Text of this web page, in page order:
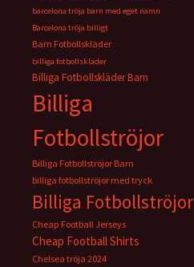
barcelona tröja barn med eget namn
Barcelona tröja billigt
Barn Fotbollskläder
billiga fotbollskläder
Billiga Fotbollskläder Barn
Billiga
Fotbollströjor
Billiga Fotbollströjor Barn
billiga fotbollströjor med tryck
Billiga Fotbollströjor
Cheap Football Jerseys
Cheap Football Shirts
Chelsea tröja 2024